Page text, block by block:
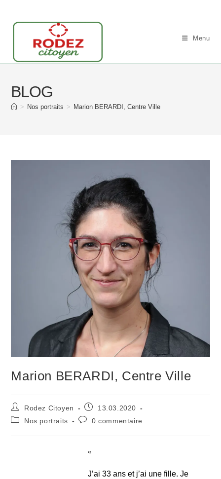
Menu
BLOG
> Nos portraits > Marion BERARDI, Centre Ville
Marion BERARDI, Centre Ville
Auteur/autrice
de
la
Rodez Citoyen
Publication
publiée :
13.03.2020
PostNos portraits
Commentaires
0 commentaire
«
J’ai 33 ans et j’ai une fille. Je